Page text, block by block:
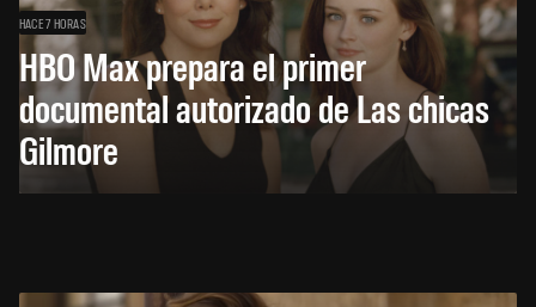
HACE 7 HORAS
HBO Max prepara el primer
documental autorizado de Las chicas
Gilmore